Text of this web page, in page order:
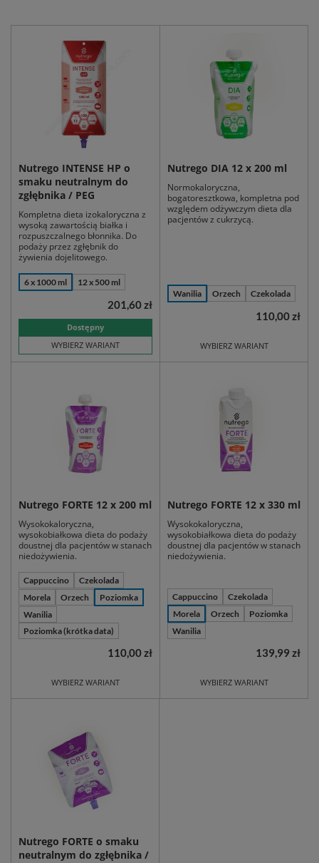
Nutrego INTENSE HP o
smaku neutralnym do
zgłębnika / PEG
Kompletna dieta izokaloryczna z
wysoką zawartością białka i
rozpuszczalnego błonnika. Do
podaży przez zgłębnik do
żywienia dojelitowego.
6 x 1000 ml 12 x 500 ml
Dostępny
WYBIERZ WARIANT
201,60 zł
Nutrego DIA 12 x 200 ml
Normokaloryczna,
bogatoresztkowa, kompletna pod
względem odżywczym dieta dla
pacjentów z cukrzycą.
Wanilia Orzech Czekolada
WYBIERZ WARIANT
110,00 zł
Nutrego FORTE 12 x 200 ml
Wysokokaloryczna,
wysokobiałkowa dieta do podaży
doustnej dla pacjentów w stanach
niedożywienia.
Cappuccino
Czekolada
Morela
Orzech
Poziomka
Wanilia
Poziomka (krótka data)
WYBIERZ WARIANT
110,00 zł
Nutrego FORTE 12 x 330 ml
Wysokokaloryczna,
wysokobiałkowa dieta do podaży
doustnej dla pacjentów w stanach
niedożywienia.
Cappuccino
Czekolada
Morela
Orzech
Poziomka
Wanilia
WYBIERZ WARIANT
139,99 zł
Nutrego FORTE o smaku
neutralnym do zgłębnika /